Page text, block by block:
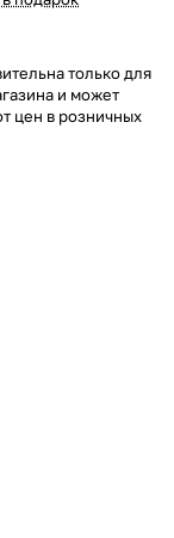
только для
и может
цен в розничных